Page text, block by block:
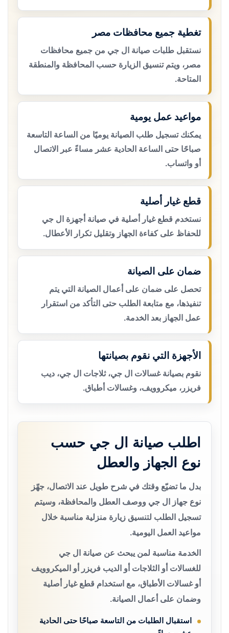
تغطية جميع محافظات مصر
نستقبل طلبات صيانة ال جي من جميع محافظات
مصر، ويتم تنسيق الزيارة حسب المحافظة والمنطقة
المتاحة.
مواعيد عمل يومية
يمكنك تسجيل طلب الصيانة يوميًا من الساعة التاسعة
صباحًا حتى الساعة الحادية عشر مساءً عبر الاتصال
أو واتساب.
قطع غيار أصلية
نستخدم قطع غيار أصلية في صيانة أجهزة ال جي
للحفاظ على كفاءة الجهاز وتقليل تكرار الأعطال.
ضمان على الصيانة
تحصل على ضمان على أعمال الصيانة التي يتم
تنفيذها، مع متابعة الطلب حتى التأكد من استقرار
عمل الجهاز بعد الخدمة.
الأجهزة التي نقوم بصيانتها
نقوم بصيانة غسالات ال جي، ثلاجات ال جي، ديب
فريزر، ميكروويف، وغسالات أطباق.
اطلب صيانة ال جي حسب
نوع الجهاز والعطل
بدل ما تضيّع وقتك في شرح طويل عند الاتصال، جهّز
نوع جهاز ال جي ووصف العطل والمحافظة، وسيتم
تسجيل الطلب لتنسيق زيارة منزلية مناسبة خلال
مواعيد العمل اليومية.
الخدمة مناسبة لمن يبحث عن صيانة ال جي
للغسالات أو الثلاجات أو الديب فريزر أو الميكروويف
أو غسالات الأطباق، مع استخدام قطع غيار أصلية
وضمان على أعمال الصيانة.
استقبال الطلبات من التاسعة صباحًا حتى الحادية